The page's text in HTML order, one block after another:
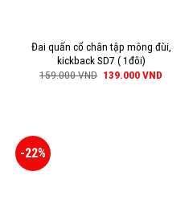
Đai quấn cổ chân tập mông đùi,
kickback SD7 ( 1đôi)
159.000VND 139.000VND
-22%